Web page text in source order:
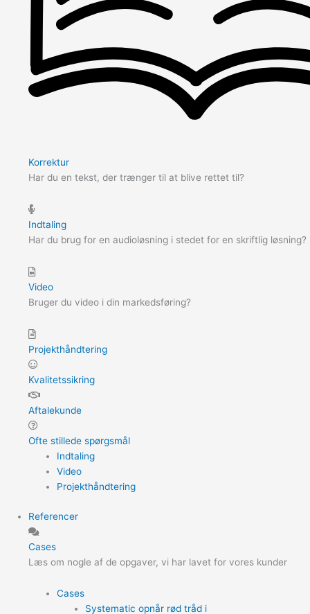
Korrektur
Har du en tekst, der trænger til at blive rettet til?
Indtaling
Har du brug for en audioløsning i stedet for en skriftlig løsning?
Video
Bruger du video i din markedsføring?
Projekthåndtering
Kvalitetssikring
Aftalekunde
Ofte stillede spørgsmål
Indtaling
Video
Projekthåndtering
Referencer
Cases
Læs om nogle af de opgaver, vi har lavet for vores kunder
Cases
Systematic opnår rød tråd i